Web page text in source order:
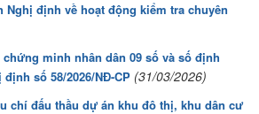
Nghị định về hoạt động kiểm tra chuyên
minh nhân dân 09 số và số định
số 58/2026/NĐ-CP (31/03/2026)
chí đấu thầu dự án khu đô thị, khu dân cư